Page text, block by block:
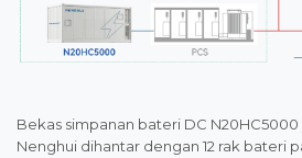
Bekas simpanan bateri DC
Nenghui dihantar dengan 12 rak bateri